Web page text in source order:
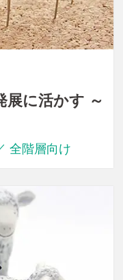
展に活かす ～
全階層向け